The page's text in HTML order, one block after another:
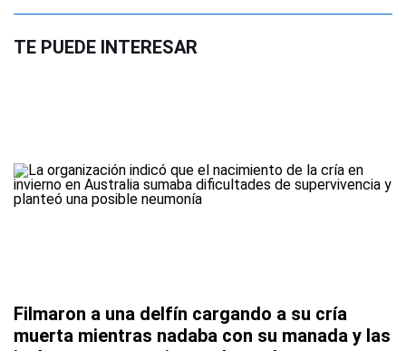
TE PUEDE INTERESAR
Filmaron a una delfín cargando a su cría
muerta mientras nadaba con su manada y las